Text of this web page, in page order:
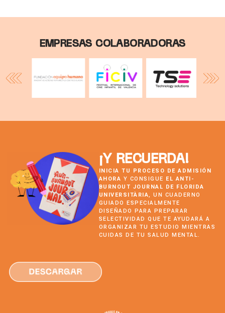
EMPRESAS COLABORADORAS
¡Y RECUERDA!
INICIA TU PROCESO DE ADMISIÓN
AHORA Y CONSIGUE
EL ANTI-
BURNOUT JOURNAL DE FLORIDA
UNIVERSITÀRIA, UN CUADERNO
GUIADO ESPECIALMENTE
DISEÑADO PARA PREPARAR
SELECTIVIDAD QUE TE AYUDARÁ A
ORGANIZAR TU ESTUDIO MIENTRAS
CUIDAS DE TU SALUD MENTAL.